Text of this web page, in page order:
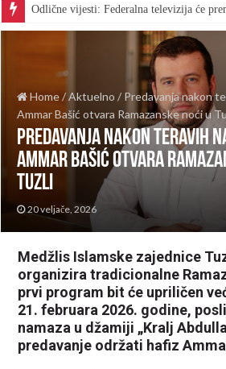
Odlične vijesti: Federalna televizija će
Home/Aktuelno / Predavanja nakon
Ammar Bašić otvara Ramazanske noći u
Predavanja nakon teravih
Ammar Bašić otvara
Tuzli
20 veljače, 2026
Medžlis Islamske zajednice
organizira tradicionalne
prvi program bit će upriličen
21. februara 2026. godine,
namaza u džamiji „Kralj
predavanje održati hafiz